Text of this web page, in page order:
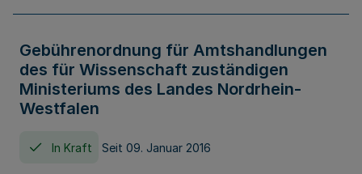
Gebührenordnung für Amtshandlungen
des für Wissenschaft zuständigen
Ministeriums des Landes Nordrhein-
Westfalen
In Kraft Seit 09. Januar 2016